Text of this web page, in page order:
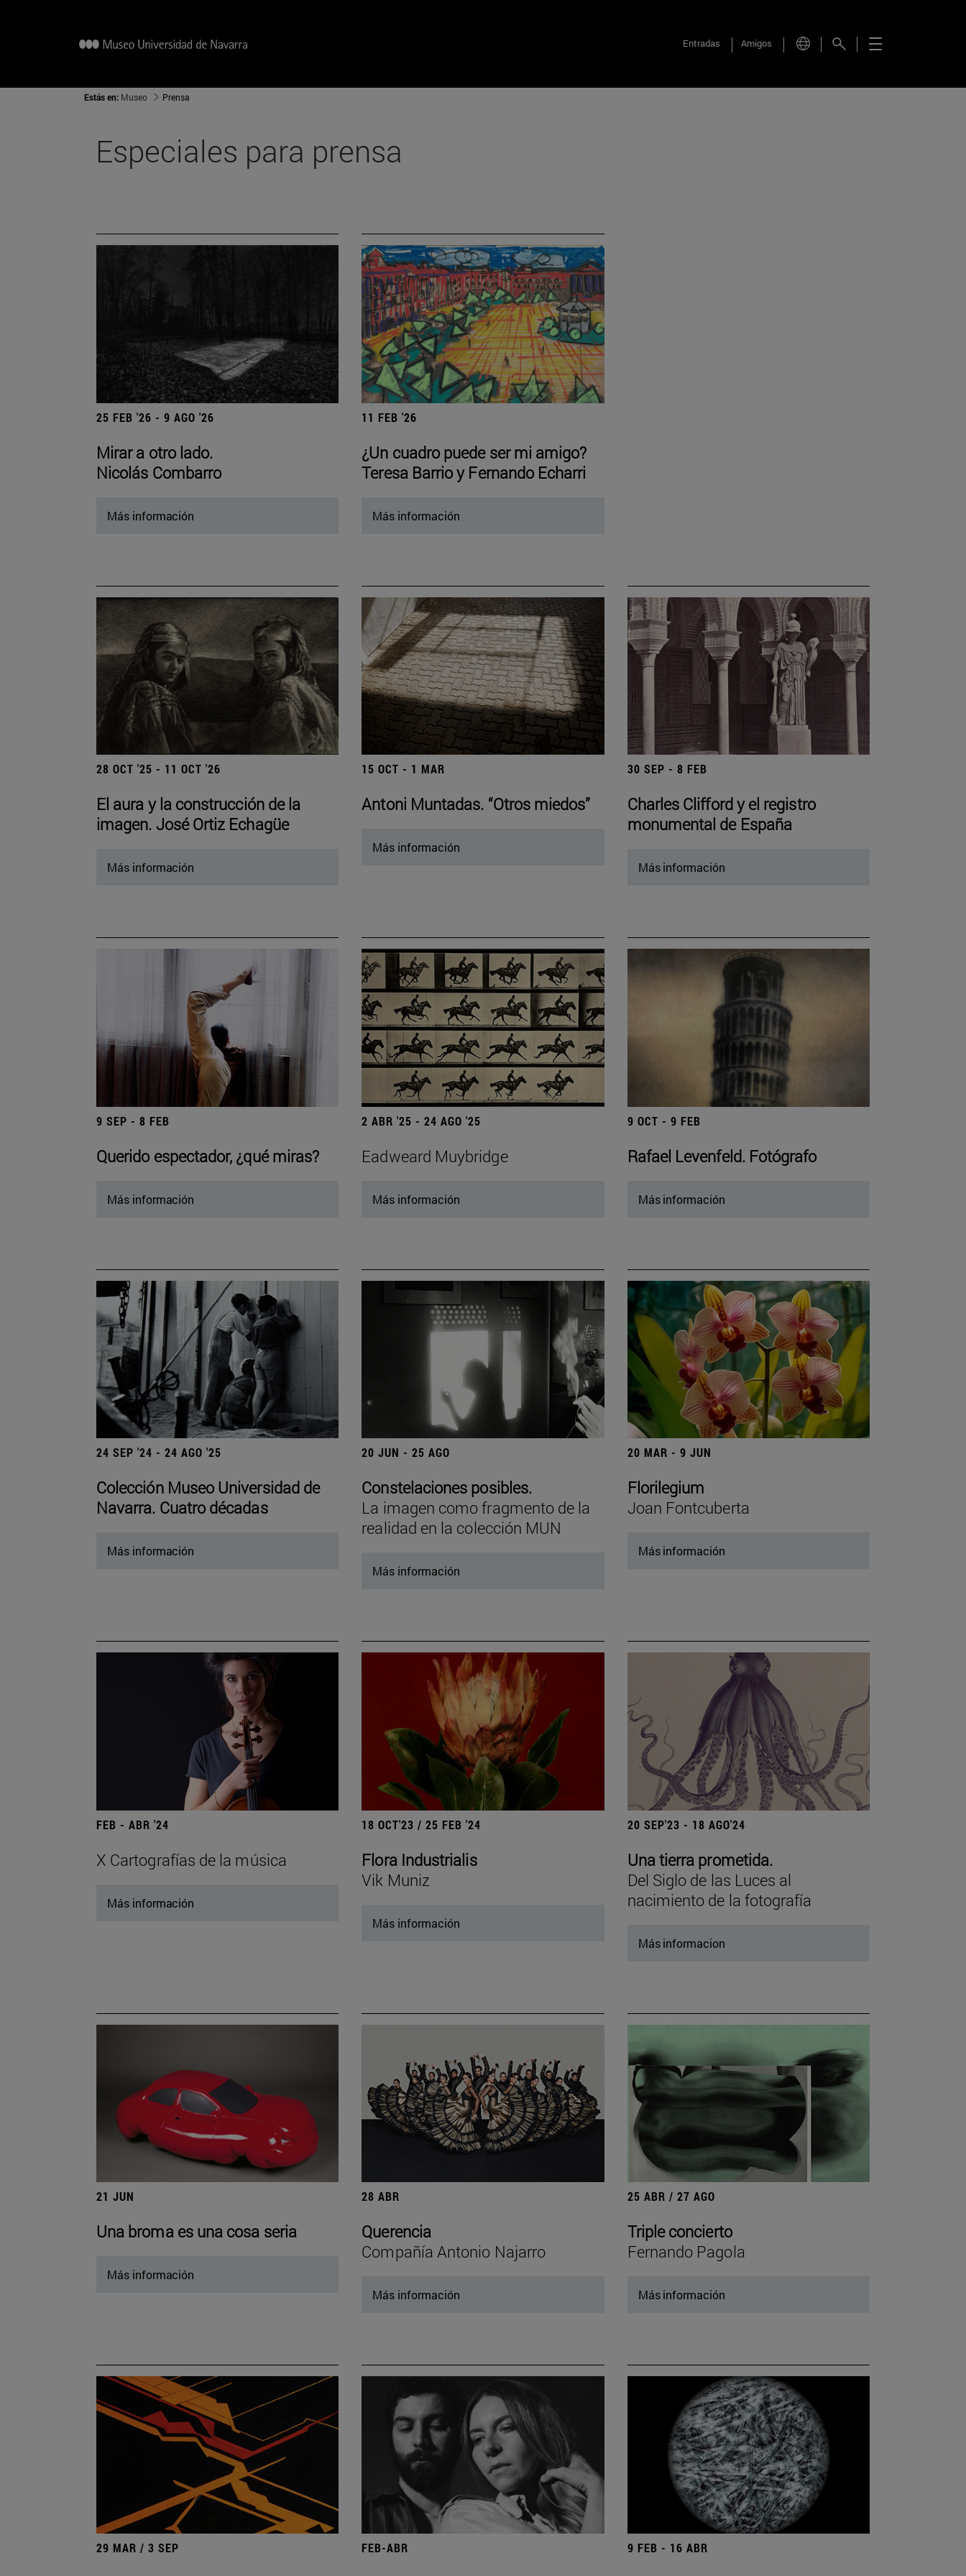
Entradas Amigos
Estás en: Museo Prensa
Especiales para prensa
25 FEB '26 - 9 AGO '26
Mirar a otro lado.
Nicolás Combarro
Más información
11 FEB '26
¿Un cuadro puede ser mi amigo?
Teresa Barrio y Fernando Echarri
Más información
28 OCT '25 - 11 OCT '26
El aura y la construcción de la
imagen. José Ortiz Echagüe
Más información
15 OCT - 1 MAR
Antoni Muntadas. “Otros miedos”
Más información
30 SEP - 8 FEB
Charles Clifford y el registro
monumental de España
Más información
9 SEP - 8 FEB
Querido espectador, ¿qué miras?
Más información
2 ABR '25 - 24 AGO '25
Eadweard Muybridge
Más información
9 OCT - 9 FEB
Rafael Levenfeld. Fotógrafo
Más información
24 SEP '24 - 24 AGO '25
Colección Museo Universidad de
Navarra. Cuatro décadas
Más información
20 JUN - 25 AGO
Constelaciones posibles.
La imagen como fragmento de la
realidad en la colección MUN
Más información
20 MAR - 9 JUN
Florilegium
Joan Fontcuberta
Más información
FEB - ABR '24
X Cartografías de la música
Más información
18 OCT'23 / 25 FEB '24
Flora Industrialis
Vik Muniz
Más información
20 SEP'23 - 18 AGO'24
Una tierra prometida.
Del Siglo de las Luces al
nacimiento de la fotografía
Más informacion
21 JUN
Una broma es una cosa seria
Más información
28 ABR
Querencia
Compañía Antonio Najarro
Más información
25 ABR / 27 AGO
Triple concierto
Fernando Pagola
Más información
29 MAR / 3 SEP FEB-ABR 9 FEB - 16 ABR